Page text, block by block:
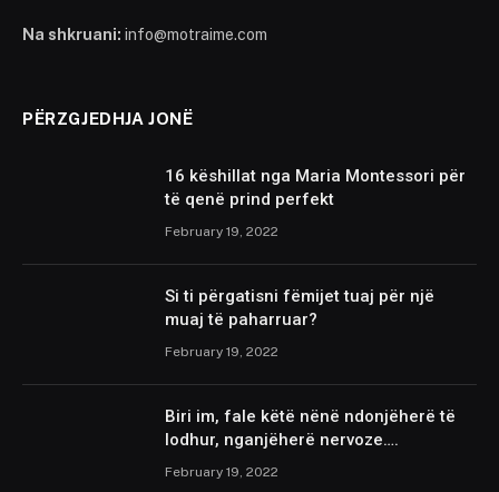
Na shkruani: info@motraime.com
PËRZGJEDHJA JONË
16 këshillat nga Maria Montessori për
të qenë prind perfekt
February 19, 2022
Si ti përgatisni fëmijet tuaj për një
muaj të paharruar?
February 19, 2022
Biri im, fale këtë nënë ndonjëherë të
lodhur, nganjëherë nervoze….
February 19, 2022